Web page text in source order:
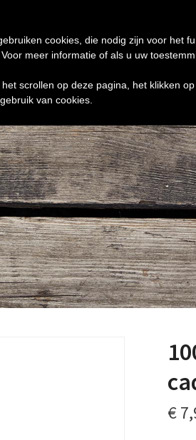
€
cookies, die nodig zijn voor het
meer informatie of als u uw
scrollen op deze pagina, het klikken
van cookies.